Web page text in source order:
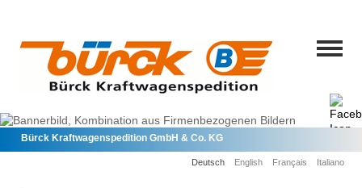
Bürck Kraftwagenspedition GmbH & Co. KG
Deutsch English Français Italiano